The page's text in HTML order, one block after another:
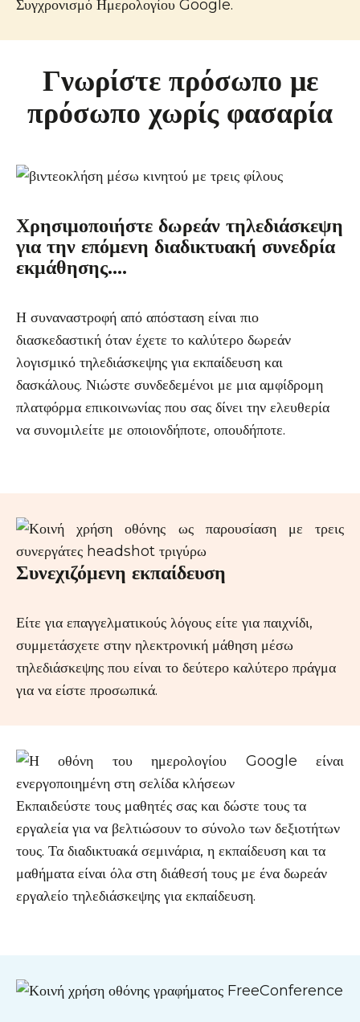
Συγχρονισμό Ημερολογίου Google.
Γνωρίστε πρόσωπο με
πρόσωπο χωρίς φασαρία
Χρησιμοποιήστε δωρεάν τηλεδιάσκεψη
για την επόμενη διαδικτυακή συνεδρία
εκμάθησης….
Η συναναστροφή από απόσταση είναι πιο
διασκεδαστική όταν έχετε το καλύτερο δωρεάν
λογισμικό τηλεδιάσκεψης για εκπαίδευση και
δασκάλους. Νιώστε συνδεδεμένοι με μια αμφίδρομη
πλατφόρμα επικοινωνίας που σας δίνει την ελευθερία
να συνομιλείτε με οποιονδήποτε, οπουδήποτε.
Συνεχιζόμενη εκπαίδευση
Είτε για επαγγελματικούς λόγους είτε για παιχνίδι,
συμμετάσχετε στην ηλεκτρονική μάθηση μέσω
τηλεδιάσκεψης που είναι το δεύτερο καλύτερο πράγμα
για να είστε προσωπικά.
Εκπαιδεύστε τους μαθητές σας και δώστε τους τα
εργαλεία για να βελτιώσουν το σύνολο των δεξιοτήτων
τους. Τα διαδικτυακά σεμινάρια, η εκπαίδευση και τα
μαθήματα είναι όλα στη διάθεσή τους με ένα δωρεάν
εργαλείο τηλεδιάσκεψης για εκπαίδευση.